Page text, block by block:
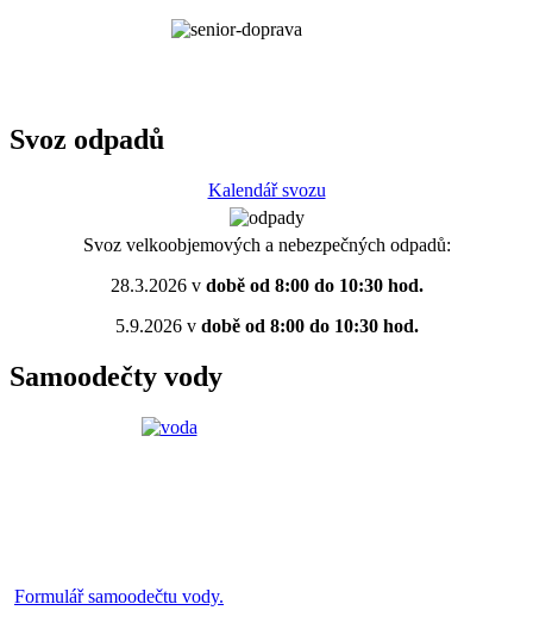
Svoz odpadů
Kalendář svozu
Svoz velkoobjemových a nebezpečných odpadů:
28.3.2026 vdobě od 8:00 do 10:30 hod.
5.9.2026 vdobě od 8:00 do 10:30 hod.
Samoodečty vody
Formulář samoodečtu vody.